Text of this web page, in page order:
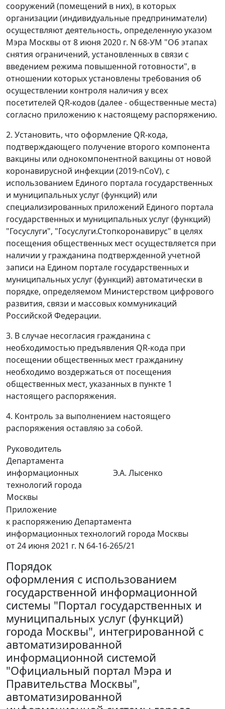
сооружений (помещений в них), в которых
организации (индивидуальные предприниматели)
осуществляют деятельность, определенную указом
Мэра Москвы от 8 июня 2020 г. N 68-УМ "Об этапах
снятия ограничений, установленных в связи с
введением режима повышенной готовности", в
отношении которых установлены требования об
осуществлении контроля наличия у всех
посетителей QR-кодов (далее - общественные места)
согласно приложению к настоящему распоряжению.
2. Установить, что оформление QR-кода,
подтверждающего получение второго компонента
вакцины или однокомпонентной вакцины от новой
коронавирусной инфекции (2019-nCoV), с
использованием Единого портала государственных
и муниципальных услуг (функций) или
специализированных приложений Единого портала
государственных и муниципальных услуг (функций)
"Госуслуги", "Госуслуги.Стопкоронавирус" в целях
посещения общественных мест осуществляется при
наличии у гражданина подтвержденной учетной
записи на Едином портале государственных и
муниципальных услуг (функций) автоматически в
порядке, определяемом Министерством цифрового
развития, связи и массовых коммуникаций
Российской Федерации.
3. В случае несогласия гражданина с
необходимостью предъявления QR-кода при
посещении общественных мест гражданину
необходимо воздержаться от посещения
общественных мест, указанных в пункте 1
настоящего распоряжения.
4. Контроль за выполнением настоящего
распоряжения оставляю за собой.
Руководитель
Департамента
информационных
технологий города
Москвы
Э.А. Лысенко
Приложение
к распоряжению Департамента
информационных технологий города Москвы
от 24 июня 2021 г. N 64-16-265/21
Порядок
оформления с использованием
государственной информационной
системы "Портал государственных и
муниципальных услуг (функций)
города Москвы", интегрированной с
автоматизированной
информационной системой
"Официальный портал Мэра и
Правительства Москвы",
автоматизированной